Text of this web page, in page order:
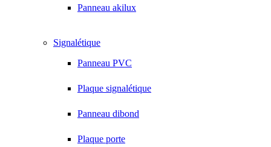
Panneau akilux
Signalétique
Panneau PVC
Plaque signalétique
Panneau dibond
Plaque porte